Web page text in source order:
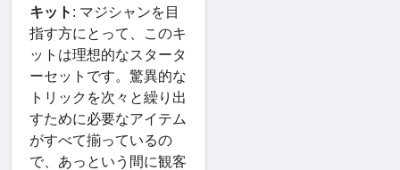
キット : マジシャンを目
指す方にとって、このキ
ットは理想的なスタータ
ーセットです。驚異的な
トリックを次々と繰り出
すために必要なアイテム
がすべて揃っているの
で、あっという間に観客